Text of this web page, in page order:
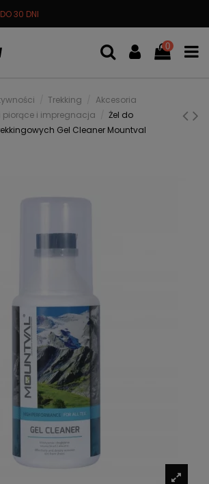
DO 30 DNI
0
Trekking
Akcesoria
piorące i impregnacja
Żel do
Gel Cleaner Mountval